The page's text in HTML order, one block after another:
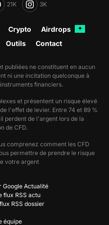
21K 3K
Crypto Airdrops ✦
Outils Contact
publiées ne constituent en aucun
ni une incitation quelconque à
financiers.
et présentent un risque élevé
l'effet de levier. Entre 74 et 89 %
perdent de l'argent lors de la
de CFD.
comprenez comment les CFD
permettre de prendre le risque
votre argent
Actualité
flux RSS actu
RSS dossier
équipe